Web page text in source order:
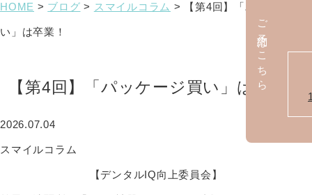
HOME > ブログ > スマイルコラム > 【第4回】「パッケージ買
い」は卒業！
【第4回】「パッケージ買い」は卒業！
2026.07.04
スマイルコラム
【デンタルIQ向上委員会】
ご予約はこちら